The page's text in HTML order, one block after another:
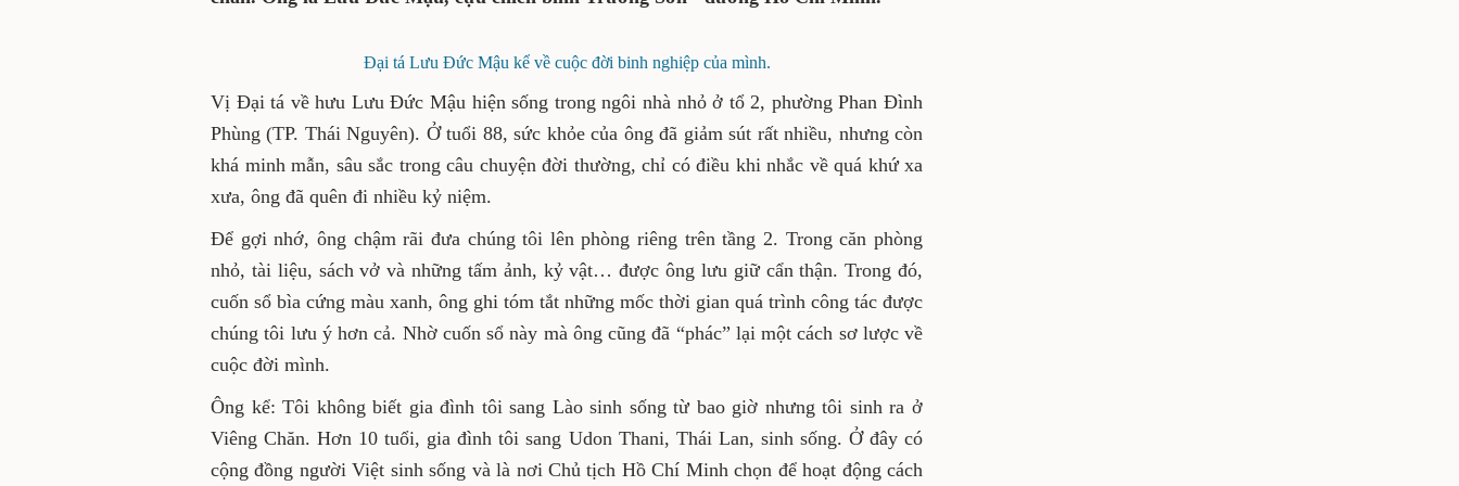
Đại tá Lưu Đức Mậu kể về cuộc đời binh nghiệp của mình.
Vị Đại tá về hưu Lưu Đức Mậu hiện sống trong ngôi nhà nhỏ ở tổ 2,
phường Phan Đình Phùng (TP. Thái Nguyên). Ở tuổi 88, sức khỏe của ông
đã giảm sút rất nhiều, nhưng còn khá minh mẫn, sâu sắc trong câu
chuyện đời thường, chỉ có điều khi nhắc về quá khứ xa xưa, ông đã quên
đi nhiều kỷ niệm.
Để gợi nhớ, ông chậm rãi đưa chúng tôi lên phòng riêng trên tầng 2.
Trong căn phòng nhỏ, tài liệu, sách vở và những tấm ảnh, kỷ vật… được
ông lưu giữ cẩn thận. Trong đó, cuốn sổ bìa cứng màu xanh, ông ghi tóm
tắt những mốc thời gian quá trình công tác được chúng tôi lưu ý hơn cả.
Nhờ cuốn sổ này mà ông cũng đã “phác” lại một cách sơ lược về cuộc đời
mình.